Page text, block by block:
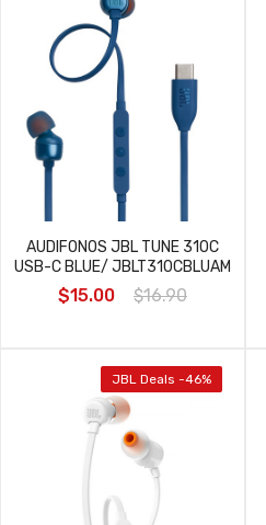
AUDIFONOS JBL TUNE 310C
USB-C BLUE/ JBLT310CBLUAM
$15.00 $16.90
JBL Deals -46%